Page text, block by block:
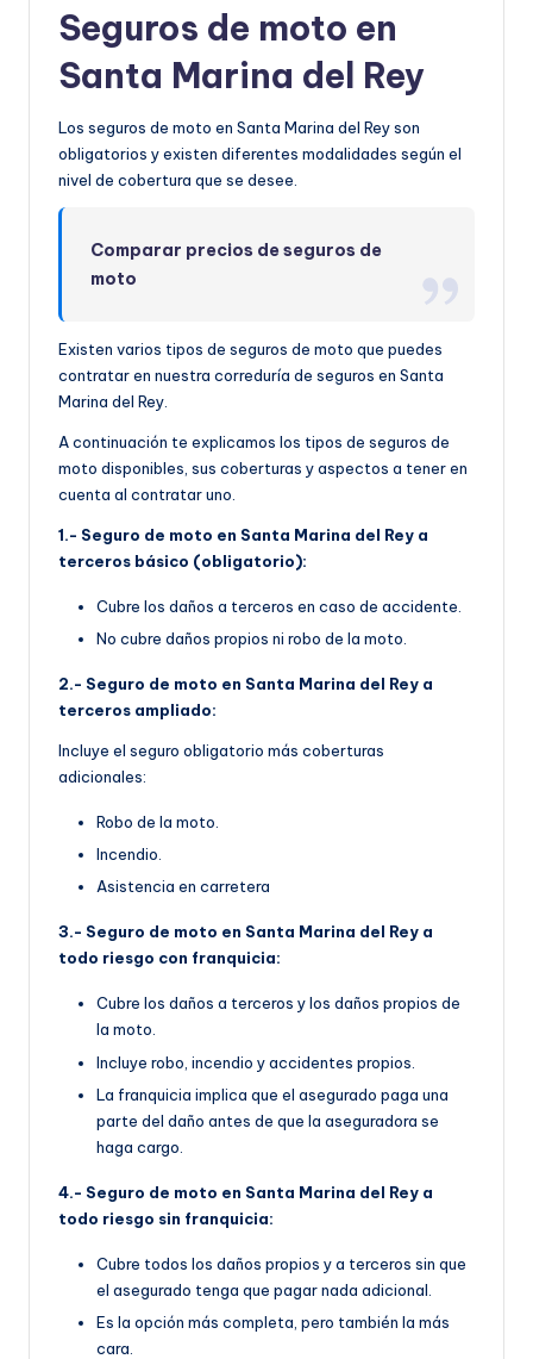
Seguros de moto en
Santa Marina del Rey
Los seguros de moto en Santa Marina del Rey son
obligatorios y existen diferentes modalidades según el
nivel de cobertura que se desee.
Comparar precios de seguros de
moto
Existen varios tipos de seguros de moto que puedes
contratar en nuestra correduría de seguros en Santa
Marina del Rey.
A continuación te explicamos los tipos de seguros de
moto disponibles, sus coberturas y aspectos a tener en
cuenta al contratar uno.
1.- Seguro de moto en Santa Marina del Rey a
terceros básico (obligatorio):
Cubre los daños a terceros en caso de accidente.
No cubre daños propios ni robo de la moto.
2.- Seguro de moto en Santa Marina del Rey a
terceros ampliado:
Incluye el seguro obligatorio más coberturas
adicionales:
Robo de la moto.
Incendio.
Asistencia en carretera
3.- Seguro de moto en Santa Marina del Rey a
todo riesgo con franquicia:
Cubre los daños a terceros y los daños propios de
la moto.
Incluye robo, incendio y accidentes propios.
La franquicia implica que el asegurado paga una
parte del daño antes de que la aseguradora se
haga cargo.
4.- Seguro de moto en Santa Marina del Rey a
todo riesgo sin franquicia:
Cubre todos los daños propios y a terceros sin que
el asegurado tenga que pagar nada adicional.
Es la opción más completa, pero también la más
cara.